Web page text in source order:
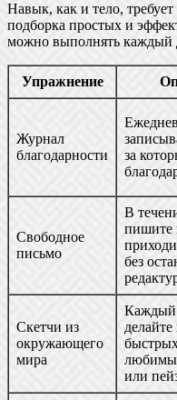
Навык, как и тело,
подборка простых и
можно выполнять каждый
Упражнение
Журнал
благодарности
за
Свободное
письмо
В
пишите
без
Скетчи из
окружающего
мира
Каждый
делайте
или